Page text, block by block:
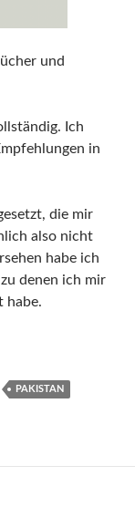
und
Ich
in
die mir
also nicht
habe ich
denen ich mir
habe.
aus und über
PAKISTAN